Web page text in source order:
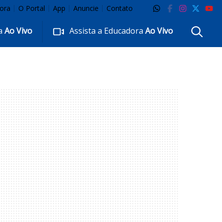
O Portal App Anuncie Contato
Ao Vivo Assista a EducadoraAo Vivo